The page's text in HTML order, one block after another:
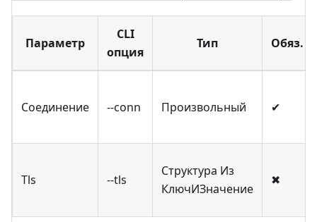
Параметр
CLI
опция
Тип Обяз.
Соединение --conn Произвольный ✔
Tls --tls
Структура Из
КлючИЗначение
✖